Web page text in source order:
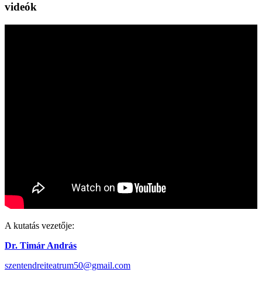
videók
A kutatás vezetője:
Dr. Timár András
szentendreiteatrum50@gmail.com